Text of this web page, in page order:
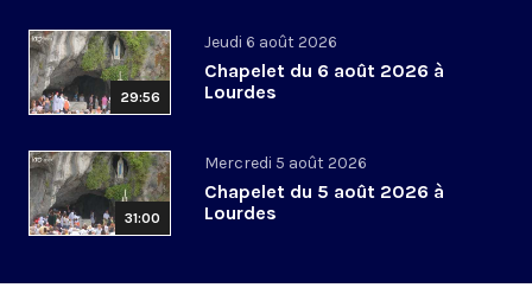
29:56
Jeudi 6 août 2026
Chapelet du 6 août 2026 à
Lourdes
31:00
Mercredi 5 août 2026
Chapelet du 5 août 2026 à
Lourdes